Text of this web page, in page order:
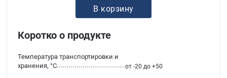
Коротко о продукте
Температура транспортировки и
хранения, °С
от -20 до +50
В корзину